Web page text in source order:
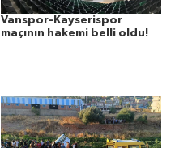
Vanspor-Kayserispor
maçının hakemi belli oldu!